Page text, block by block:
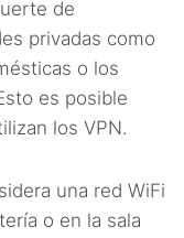
de
privadas como
o los
es posible
los VPN.
una red WiFi
o en la sala